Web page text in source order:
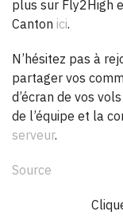
plus sur Fly2High
Canton ici.
N’hésitez pas à
partager vos
d’écran de vos
de l’équipe et la
serveur.
Source